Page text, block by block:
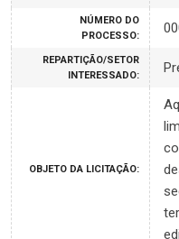
NÚMERO DO
PROCESSO:
REPARTIÇÃO/SETOR
INTERESSADO:
OBJETO DA LICITAÇÃO: